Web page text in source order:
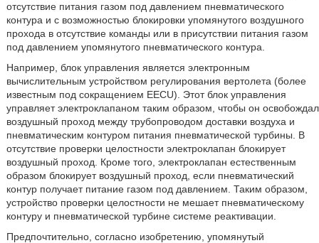
отсутствие питания газом под давлением пневматического
контура и с возможностью блокировки упомянутого воздушного
прохода в отсутствие команды или в присутствии питания газом
под давлением упомянутого пневматического контура.
Например, блок управления является электронным
вычислительным устройством регулирования вертолета (более
известным под сокращением EECU). Этот блок управления
управляет электроклапаном таким образом, чтобы он освобождал
воздушный проход между трубопроводом доставки воздуха и
пневматическим контуром питания пневматической турбины. В
отсутствие проверки целостности электроклапан блокирует
воздушный проход. Кроме того, электроклапан естественным
образом блокирует воздушный проход, если пневматический
контур получает питание газом под давлением. Таким образом,
устройство проверки целостности не мешает пневматическому
контуру и пневматической турбине системе реактивации.
Предпочтительно, согласно изобретению, упомянутый